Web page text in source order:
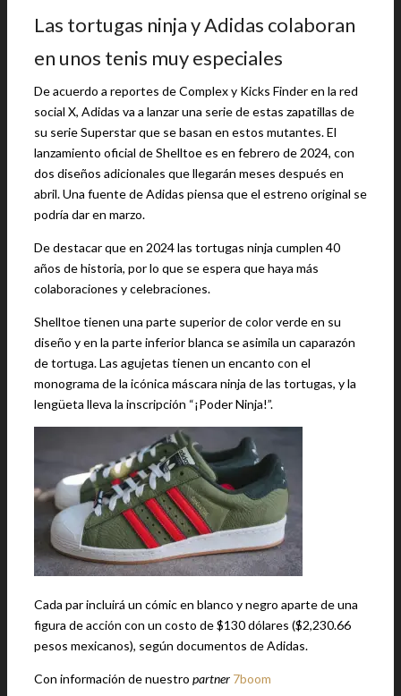
Las tortugas ninja y Adidas colaboran
en unos tenis muy especiales
De acuerdo a reportes de Complex y Kicks Finder en la red
social X, Adidas va a lanzar una serie de estas zapatillas de
su serie Superstar que se basan en estos mutantes. El
lanzamiento oficial de Shelltoe es en febrero de 2024, con
dos diseños adicionales que llegarán meses después en
abril. Una fuente de Adidas piensa que el estreno original se
podría dar en marzo.
De destacar que en 2024 las tortugas ninja cumplen 40
años de historia, por lo que se espera que haya más
colaboraciones y celebraciones.
Shelltoe tienen una parte superior de color verde en su
diseño y en la parte inferior blanca se asimila un caparazón
de tortuga. Las agujetas tienen un encanto con el
monograma de la icónica máscara ninja de las tortugas, y la
lengüeta lleva la inscripción “¡Poder Ninja!”.
Cada par incluirá un cómic en blanco y negro aparte de una
figura de acción con un costo de $130 dólares ($2,230.66
pesos mexicanos), según documentos de Adidas.
Con información de nuestro partner 7boom